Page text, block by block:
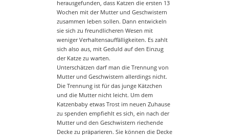
herausgefunden, dass Katzen die ersten 13
Wochen mit der Mutter und Geschwistern
zusammen leben sollen. Dann entwickeln
sie sich zu freundlicheren Wesen mit
weniger Verhaltensauffälligkeiten. Es zahlt
sich also aus, mit Geduld auf den Einzug
der Katze zu warten.
Unterschätzen darf man die Trennung von
Mutter und Geschwistern allerdings nicht.
Die Trennung ist für das junge Kätzchen
und die Mutter nicht leicht. Um dem
Katzenbaby etwas Trost im neuen Zuhause
zu spenden empfiehlt es sich, ein nach der
Mutter und den Geschwistern riechende
Decke zu präparieren. Sie können die Decke